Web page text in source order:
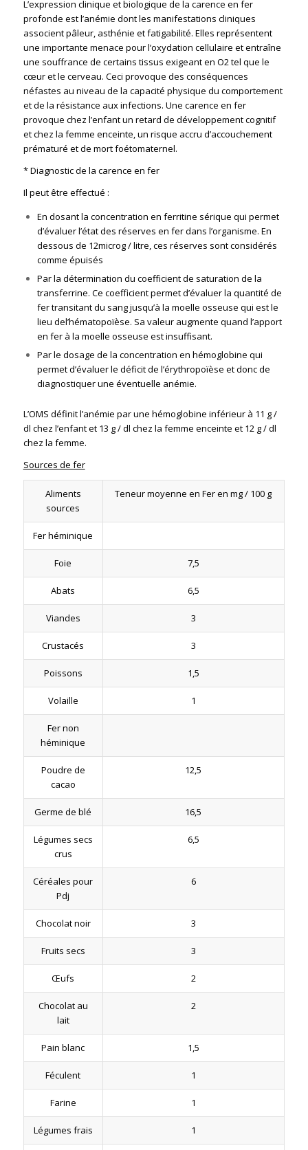
L’expression clinique et biologique de la carence en fer
profonde est l’anémie dont les manifestations cliniques
associent pâleur, asthénie et fatigabilité. Elles représentent
une importante menace pour l’oxydation cellulaire et entraîne
une souffrance de certains tissus exigeant en O2 tel que le
cœur et le cerveau. Ceci provoque des conséquences
néfastes au niveau de la capacité physique du comportement
et de la résistance aux infections. Une carence en fer
provoque chez l’enfant un retard de développement cognitif
et chez la femme enceinte, un risque accru d’accouchement
prématuré et de mort foétomaternel.
* Diagnostic de la carence en fer
Il peut être effectué :
En dosant la concentration en ferritine sérique qui permet
d’évaluer l’état des réserves en fer dans l’organisme. En
dessous de 12microg / litre, ces réserves sont considérés
comme épuisés
Par la détermination du coefficient de saturation de la
transferrine. Ce coefficient permet d’évaluer la quantité de
fer transitant du sang jusqu’à la moelle osseuse qui est le
lieu del’hématopoïèse. Sa valeur augmente quand l’apport
en fer à la moelle osseuse est insuffisant.
Par le dosage de la concentration en hémoglobine qui
permet d’évaluer le déficit de l’érythropoïèse et donc de
diagnostiquer une éventuelle anémie.
L’OMS définit l’anémie par une hémoglobine inférieur à 11 g /
dl chez l’enfant et 13 g / dl chez la femme enceinte et 12 g / dl
chez la femme.
Sources de fer
Aliments
sources
Teneur moyenne en Fer en mg / 100 g
Fer héminique
Foie 7,5
Abats 6,5
Viandes 3
Crustacés 3
Poissons 1,5
Volaille 1
Fer non
héminique
Poudre de
cacao
12,5
Germe de blé 16,5
Légumes secs
crus
6,5
Céréales pour
Pdj
6
Chocolat noir 3
Fruits secs 3
Œufs 2
Chocolat au
lait
2
Pain blanc 1,5
Féculent 1
Farine 1
Légumes frais 1